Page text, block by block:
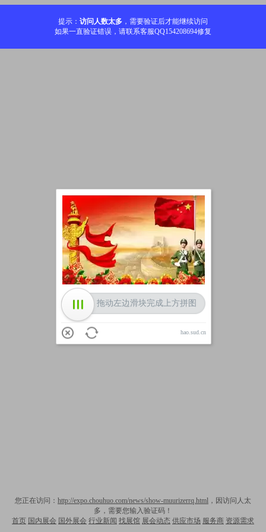
提示： 访问人数太多 ，需要验证后才能继续访问
如果一直验证错误，请联系客服QQ154208694修复
您正在访问： http://expo.chouhuo.com/news/show-muurizerrq.html ，因访问人太
多，需要您输入验证码！
首页 国内展会 国外展会 行业新闻 找展馆 展会动态 供应市场 服务商 资源需求
加载中
拖动左边滑块完成上方拼图
hao.sud.cn